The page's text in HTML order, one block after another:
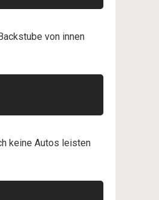
von innen
keine Autos leisten